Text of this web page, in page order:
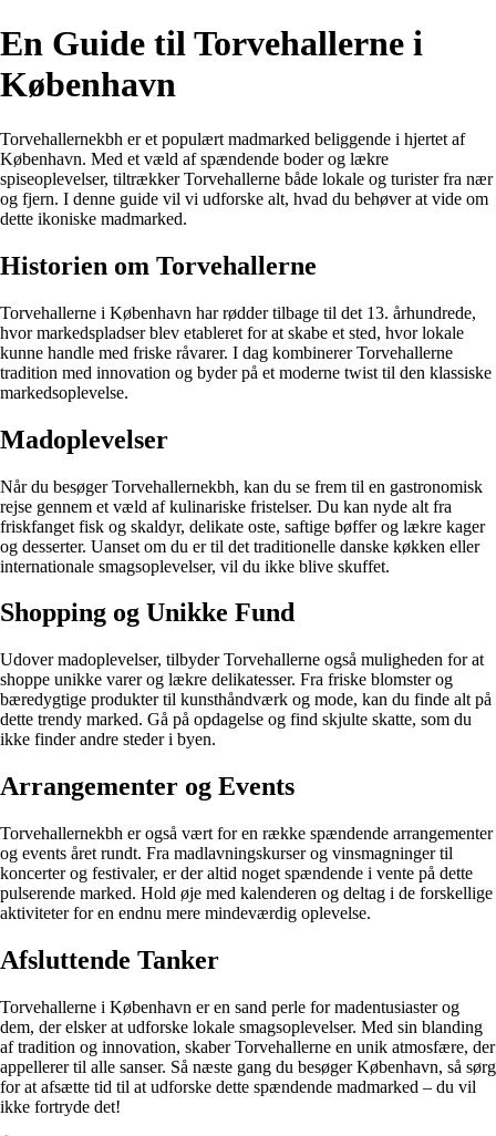
En Guide til Torvehallerne i
København
Torvehallernekbh er et populært madmarked beliggende i hjertet af
København. Med et væld af spændende boder og lækre
spiseoplevelser, tiltrækker Torvehallerne både lokale og turister fra nær
og fjern. I denne guide vil vi udforske alt, hvad du behøver at vide om
dette ikoniske madmarked.
Historien om Torvehallerne
Torvehallerne i København har rødder tilbage til det 13. århundrede,
hvor markedspladser blev etableret for at skabe et sted, hvor lokale
kunne handle med friske råvarer. I dag kombinerer Torvehallerne
tradition med innovation og byder på et moderne twist til den klassiske
markedsoplevelse.
Madoplevelser
Når du besøger Torvehallernekbh, kan du se frem til en gastronomisk
rejse gennem et væld af kulinariske fristelser. Du kan nyde alt fra
friskfanget fisk og skaldyr, delikate oste, saftige bøffer og lækre kager
og desserter. Uanset om du er til det traditionelle danske køkken eller
internationale smagsoplevelser, vil du ikke blive skuffet.
Shopping og Unikke Fund
Udover madoplevelser, tilbyder Torvehallerne også muligheden for at
shoppe unikke varer og lækre delikatesser. Fra friske blomster og
bæredygtige produkter til kunsthåndværk og mode, kan du finde alt på
dette trendy marked. Gå på opdagelse og find skjulte skatte, som du
ikke finder andre steder i byen.
Arrangementer og Events
Torvehallernekbh er også vært for en række spændende arrangementer
og events året rundt. Fra madlavningskurser og vinsmagninger til
koncerter og festivaler, er der altid noget spændende i vente på dette
pulserende marked. Hold øje med kalenderen og deltag i de forskellige
aktiviteter for en endnu mere mindeværdig oplevelse.
Afsluttende Tanker
Torvehallerne i København er en sand perle for madentusiaster og
dem, der elsker at udforske lokale smagsoplevelser. Med sin blanding
af tradition og innovation, skaber Torvehallerne en unik atmosfære, der
appellerer til alle sanser. Så næste gang du besøger København, så sørg
for at afsætte tid til at udforske dette spændende madmarked – du vil
ikke fortryde det!